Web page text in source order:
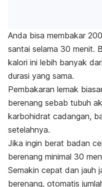
Anda bisa membakar
santai selama 30 menit.
kalori ini lebih banyak
durasi yang sama.
Pembakaran lemak
berenang sebab tubuh
karbohidrat cadangan,
setelahnya.
Jika ingin berat badan
berenang minimal 30
Semakin cepat dan jauh
berenang, otomatis